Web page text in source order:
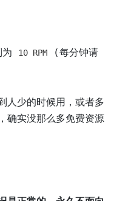
为 10 RPM (每分钟请
人少的时候用，或者多
确实没那么多免费资源